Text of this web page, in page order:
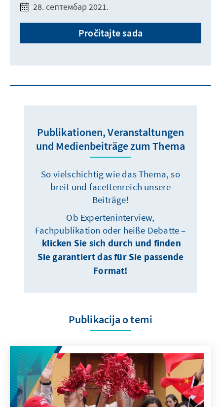
28. септембар 2021.
Pročitajte sada
Publikationen, Veranstaltungen
und Medienbeiträge zum Thema
So vielschichtig wie das Thema, so
breit und facettenreich unsere
Beiträge!
Ob Experteninterview,
Fachpublikation oder heiße Debatte –
klicken Sie sich durch und finden
Sie garantiert das für Sie passende
Format!
Publikacija o temi